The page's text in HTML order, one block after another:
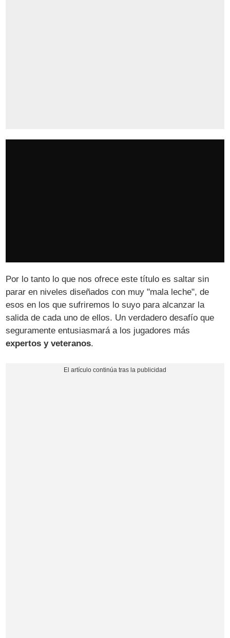
Por lo tanto lo que nos ofrece este título es saltar sin
parar en niveles diseñados con muy "mala leche", de
esos en los que sufriremos lo suyo para alcanzar la
salida de cada uno de ellos. Un verdadero desafío que
seguramente entusiasmará a los jugadores más
expertos y veteranos.